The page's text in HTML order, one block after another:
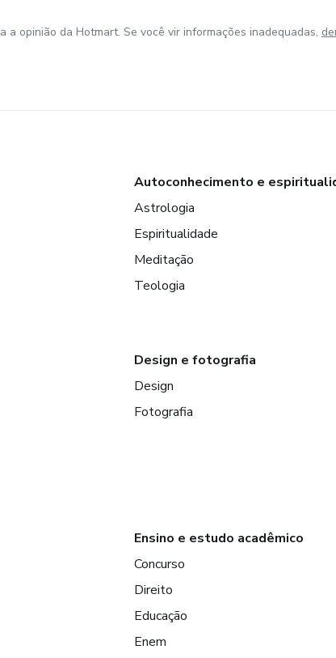
opinião da Hotmart. Se você vir informações inadequadas,
Autoconhecimento e
Astrologia
Espiritualidade
Meditação
Teologia
Design e fotografia
Design
Fotografia
Ensino e estudo acadêmico
Concurso
Direito
Educação
Enem